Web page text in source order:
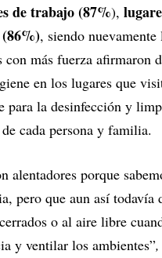
de trabajo (87%),
, siendo
con más fuerza afirmaron
en los lugares que
para la desinfección y
cada persona y familia.
alentadores porque
pero que aun así todavía
o al aire libre
y ventilar los ambientes”,